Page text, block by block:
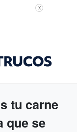
X
tu carne
que se